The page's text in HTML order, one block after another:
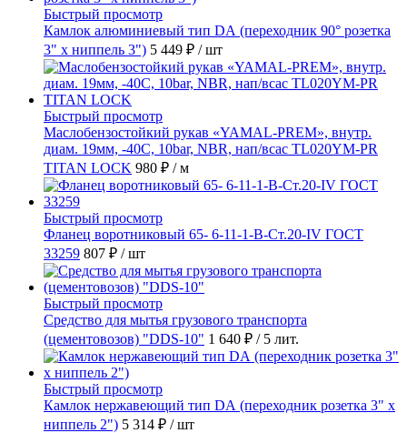
Быстрый просмотр
Камлок алюминиевый тип DА (переходник 90° розетка
3" х ниппель 3") 5 449 ₽ / шт
Быстрый просмотр
Маслобензостойкий рукав «YAMAL-PREM», внутр.
диам. 19мм, -40C, 10bar, NBR, нап/всас TL020YM-PR
TITAN LOCK 980 ₽ / м
Быстрый просмотр
Фланец воротниковый 65- 6-11-1-B-Ст.20-IV ГОСТ
33259 807 ₽ / шт
Быстрый просмотр
Средство для мытья грузового транспорта
(цементовозов) "DDS-10" 1 640 ₽ / 5 лит.
Быстрый просмотр
Камлок нержавеющий тип DА (переходник розетка 3" х
ниппель 2") 5 314 ₽ / шт